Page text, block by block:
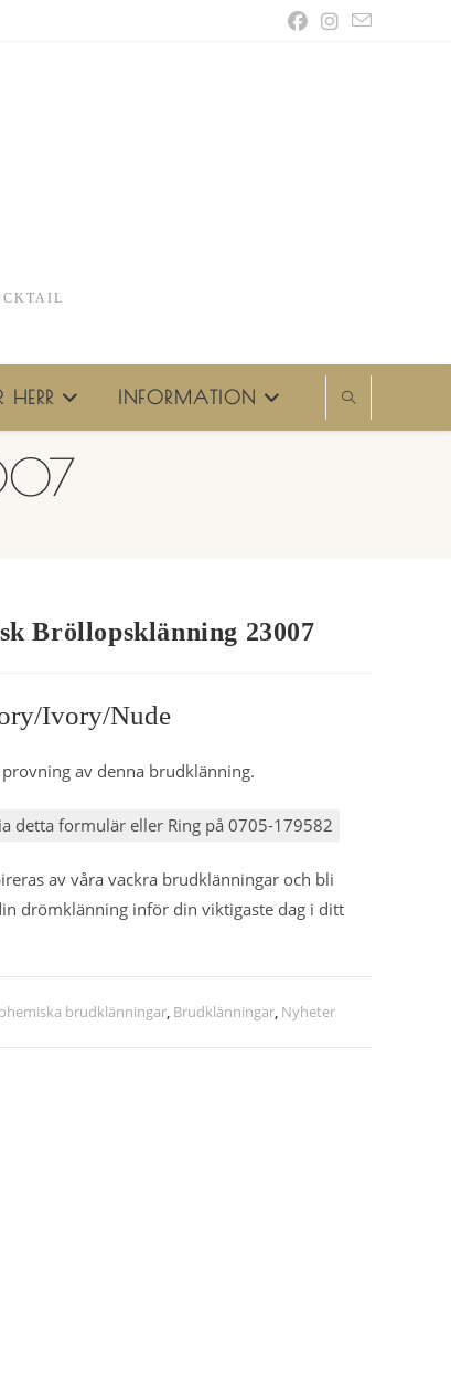
HERR INFORMATION
Bröllopsklänning 23007
ivory/nude
av denna brudklänning.
detta formulär eller Ring på 0705-179582
av våra vackra brudklänningar och bli
drömklänning inför din viktigaste dag i ditt
brudklänningar, Brudklänningar, Nyheter